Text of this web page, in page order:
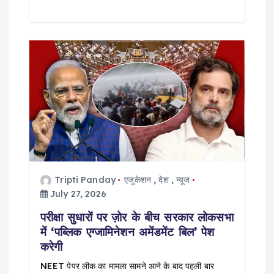
Tripti Panday एजुकेशन,देश,न्यूज
July 27, 2026
परीक्षा सुधारों पर ज़ोर के बीच सरकार लोकसभा
में ‘पब्लिक एग्जामिनेशन अमेंडमेंट बिल’ पेश
करेगी
NEET पेपर लीक का मामला सामने आने के बाद पहली बार